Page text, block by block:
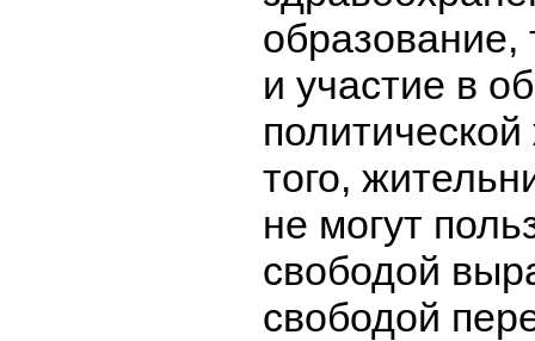
образование,
и участие в
того,
не могут
свободой
свободой